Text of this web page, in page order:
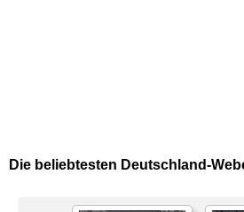
Die beliebtesten Deutschland-